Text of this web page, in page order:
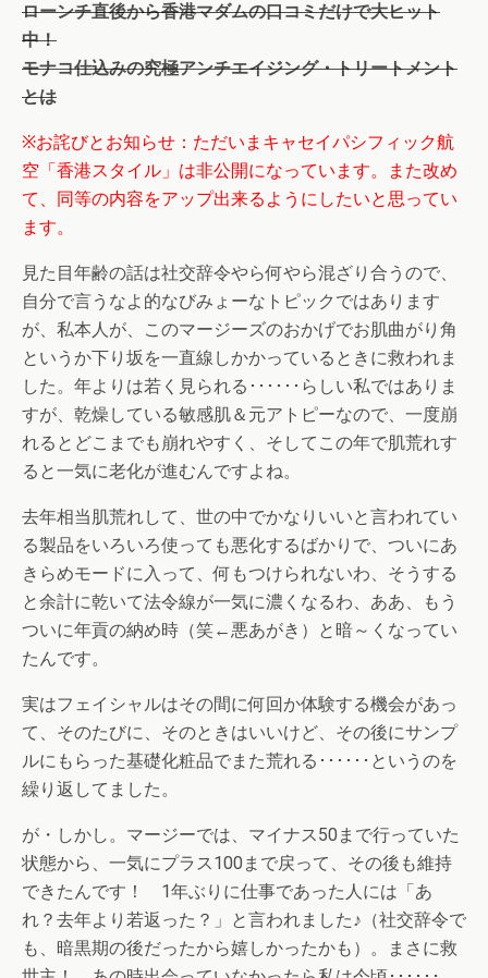
ローンチ直後から香港マダムの口コミだけで大ヒット
中！
モナコ仕込みの究極アンチエイジング・トリートメント
とは
※お詫びとお知らせ：ただいまキャセイパシフィック航
空「香港スタイル」は非公開になっています。また改め
て、同等の内容をアップ出来るようにしたいと思ってい
ます。
見た目年齢の話は社交辞令やら何やら混ざり合うので、
自分で言うなよ的なびみょーなトピックではあります
が、私本人が、このマージーズのおかげでお肌曲がり角
というか下り坂を一直線しかかっているときに救われま
した。年よりは若く見られる･･････らしい私ではありま
すが、乾燥している敏感肌＆元アトピーなので、一度崩
れるとどこまでも崩れやすく、そしてこの年で肌荒れす
ると一気に老化が進むんですよね。
去年相当肌荒れして、世の中でかなりいいと言われてい
る製品をいろいろ使っても悪化するばかりで、ついにあ
きらめモードに入って、何もつけられないわ、そうする
と余計に乾いて法令線が一気に濃くなるわ、ああ、もう
ついに年貢の納め時（笑←悪あがき）と暗～くなってい
たんです。
実はフェイシャルはその間に何回か体験する機会があっ
て、そのたびに、そのときはいいけど、その後にサンプ
ルにもらった基礎化粧品でまた荒れる･･････というのを
繰り返してました。
が・しかし。マージーでは、マイナス50まで行っていた
状態から、一気にプラス100まで戻って、その後も維持
できたんです！ 1年ぶりに仕事であった人には「あ
れ？去年より若返った？」と言われました♪（社交辞令で
も、暗黒期の後だったから嬉しかったかも）。まさに救